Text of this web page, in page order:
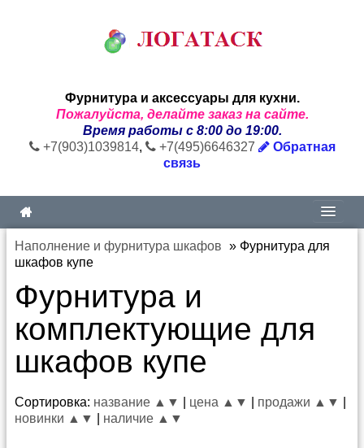
Фурнитура и аксессуары для кухни.
Пожалуйста, делайте заказ на сайте.
Время работы с 8:00 до 19:00.
+7(903)1039814, +7(495)6646327
Обратная
связь
Наполнение и фурнитура шкафов » Фурнитура для
шкафов купе
Фурнитура и
комплектующие для
шкафов купе
Сортировка: название ▲ ▼ цена ▲ ▼ продажи ▲ ▼
новинки ▲ ▼ наличие ▲ ▼